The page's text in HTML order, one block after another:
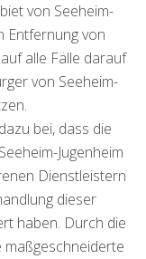
von Seeheim-
Entfernung von
alle Fälle darauf
von Seeheim-
bei, dass die
Jugenheim
Dienstleistern
dieser
haben. Durch die
maßgeschneiderte